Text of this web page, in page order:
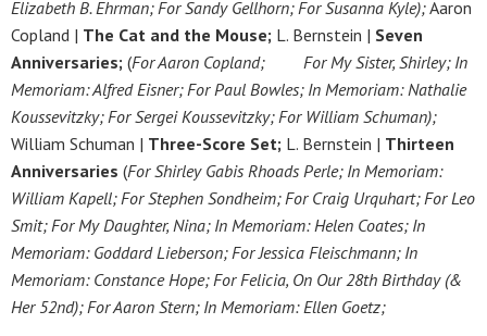
Elizabeth B. Ehrman; For Sandy Gellhorn; For Susanna Kyle);Aaron
Copland | The Cat and the Mouse; L. Bernstein | Seven
Anniversaries; (For Aaron Copland; For My Sister, Shirley; In
Memoriam: Alfred Eisner; For Paul Bowles; In Memoriam: Nathalie
Koussevitzky; For Sergei Koussevitzky; For William Schuman);
William Schuman | Three-Score Set; L. Bernstein | Thirteen
Anniversaries (For Shirley Gabis Rhoads Perle; In Memoriam:
William Kapell; For Stephen Sondheim; For Craig Urquhart; For Leo
Smit; For My Daughter, Nina; In Memoriam: Helen Coates; In
Memoriam: Goddard Lieberson; For Jessica Fleischmann; In
Memoriam: Constance Hope; For Felicia, On Our 28th Birthday (&
Her 52nd); For Aaron Stern; In Memoriam: Ellen Goetz;